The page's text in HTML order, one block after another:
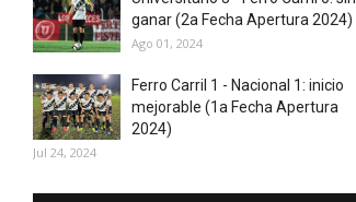
ganar (2a Fecha Apertura 2024)
Ago 01, 2024
Ferro Carril 1 - Nacional 1: inicio
mejorable (1a Fecha Apertura
2024)
Jul 24, 2024